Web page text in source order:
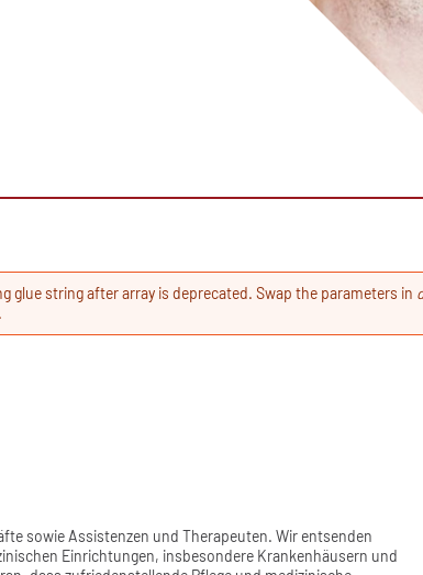
glue string after array is deprecated. Swap the parameters in
sowie Assistenzen und Therapeuten. Wir entsenden
Einrichtungen, insbesondere Krankenhäusern und